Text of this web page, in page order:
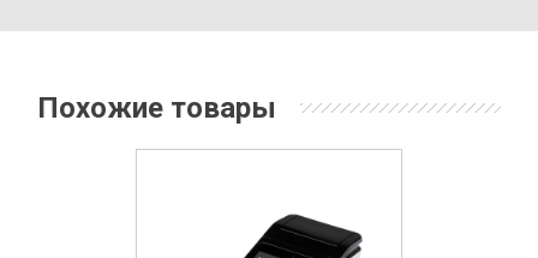
Похожие товары